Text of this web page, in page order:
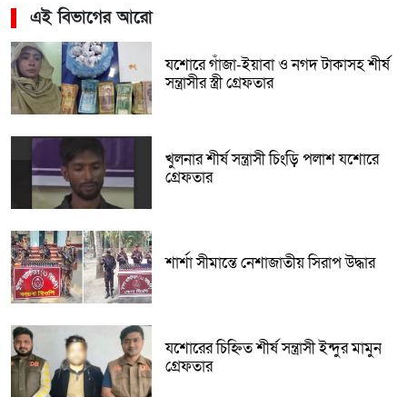
এই বিভাগের আরো
যশোরে গাঁজা-ইয়াবা ও নগদ টাকাসহ শীর্ষ
সন্ত্রাসীর স্ত্রী গ্রেফতার
খুলনার শীর্ষ সন্ত্রাসী চিংড়ি পলাশ যশোরে
গ্রেফতার
শার্শা সীমান্তে নেশাজাতীয় সিরাপ উদ্ধার
যশোরের চিহ্নিত শীর্ষ সন্ত্রাসী ইন্দুর মামুন
গ্রেফতার